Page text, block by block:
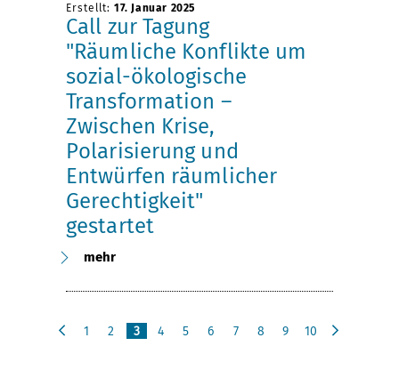
Erstellt: 17. Januar 2025
Call zur Tagung
"Räumliche Konflikte um
sozial-ökologische
Transformation –
Zwischen Krise,
Polarisierung und
Entwürfen räumlicher
Gerechtigkeit"
gestartet
mehr
1 2 3 4 5 6 7 8 9
10